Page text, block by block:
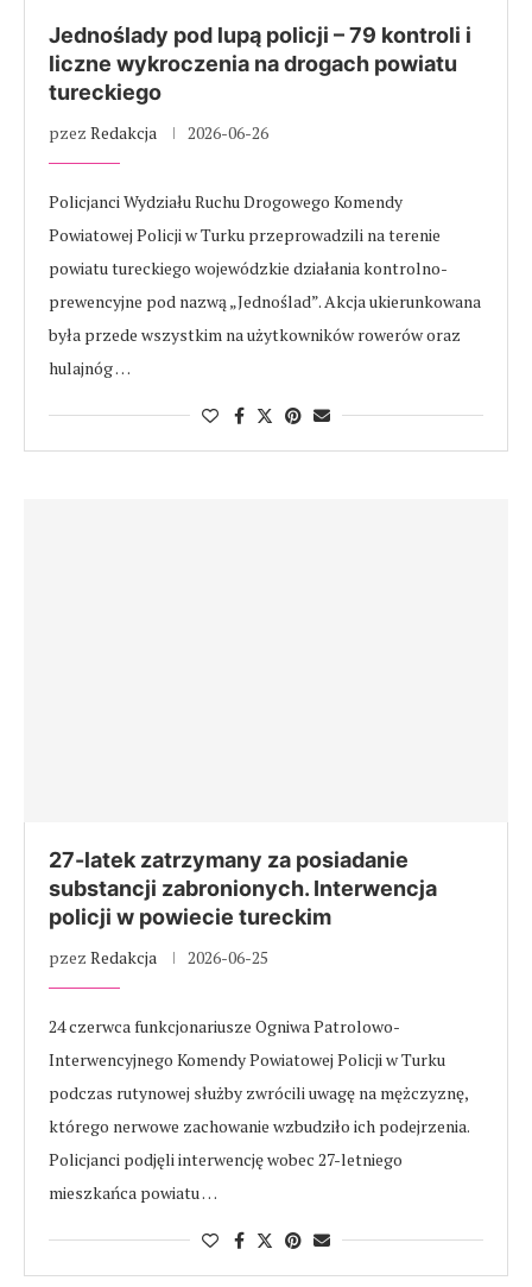
Jednoślady pod lupą policji – 79 kontroli i
liczne wykroczenia na drogach powiatu
tureckiego
pzez Redakcja 2026-06-26
Policjanci Wydziału Ruchu Drogowego Komendy
Powiatowej Policji w Turku przeprowadzili na terenie
powiatu tureckiego wojewódzkie działania kontrolno-
prewencyjne pod nazwą „Jednoślad”. Akcja ukierunkowana
była przede wszystkim na użytkowników rowerów oraz
hulajnóg …
27-latek zatrzymany za posiadanie
substancji zabronionych. Interwencja
policji w powiecie tureckim
pzez Redakcja 2026-06-25
24 czerwca funkcjonariusze Ogniwa Patrolowo-
Interwencyjnego Komendy Powiatowej Policji w Turku
podczas rutynowej służby zwrócili uwagę na mężczyznę,
którego nerwowe zachowanie wzbudziło ich podejrzenia.
Policjanci podjęli interwencję wobec 27-letniego
mieszkańca powiatu …